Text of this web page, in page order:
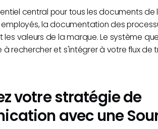
central pour tous les documents de
la documentation des
valeurs de la marque. Le système
à rechercher et s'intégrer à votre flux de
votre stratégie de
avec une